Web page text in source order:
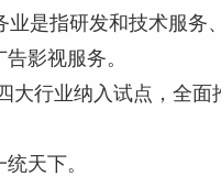
是指研发和技术服务
影视服务。
大行业纳入试点，全
天下。